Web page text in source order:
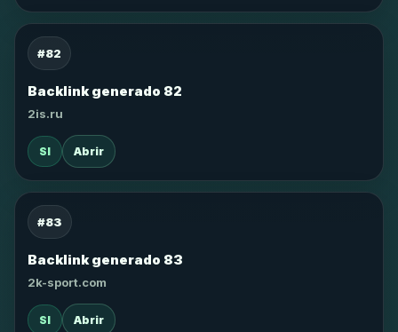
#82
Backlink generado 82
2is.ru
SI Abrir
#83
Backlink generado 83
2k-sport.com
SI Abrir